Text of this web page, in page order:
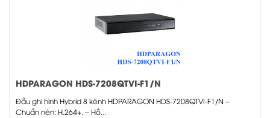
HDPARAGON HDS-7208QTVI-F1/N
Đầu ghi hình Hybrid 8 kênh HDPARAGON HDS-7208QTVI-F1/N –
Chuẩn nén: H.264+. – Hỗ...